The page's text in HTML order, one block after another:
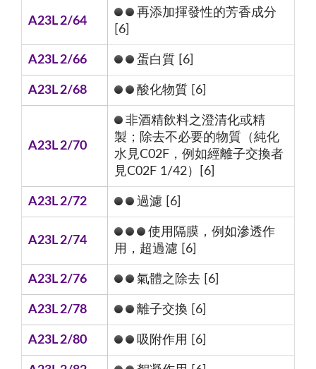
A23L 2/64
再添加揮發性的芳香成分
[6]
A23L 2/66 蛋白質 [6]
A23L 2/68 酸化物質 [6]
A23L 2/70
非酒精飲料之澄清化或精
製；除去不必要的物質（純化
水見C02F，例如經離子交換者
見C02F 1/42）[6]
A23L 2/72 過濾 [6]
A23L 2/74
使用隔膜，例如滲透作
用，超過濾 [6]
A23L 2/76 氣體之除去 [6]
A23L 2/78 離子交換 [6]
A23L 2/80 吸附作用 [6]